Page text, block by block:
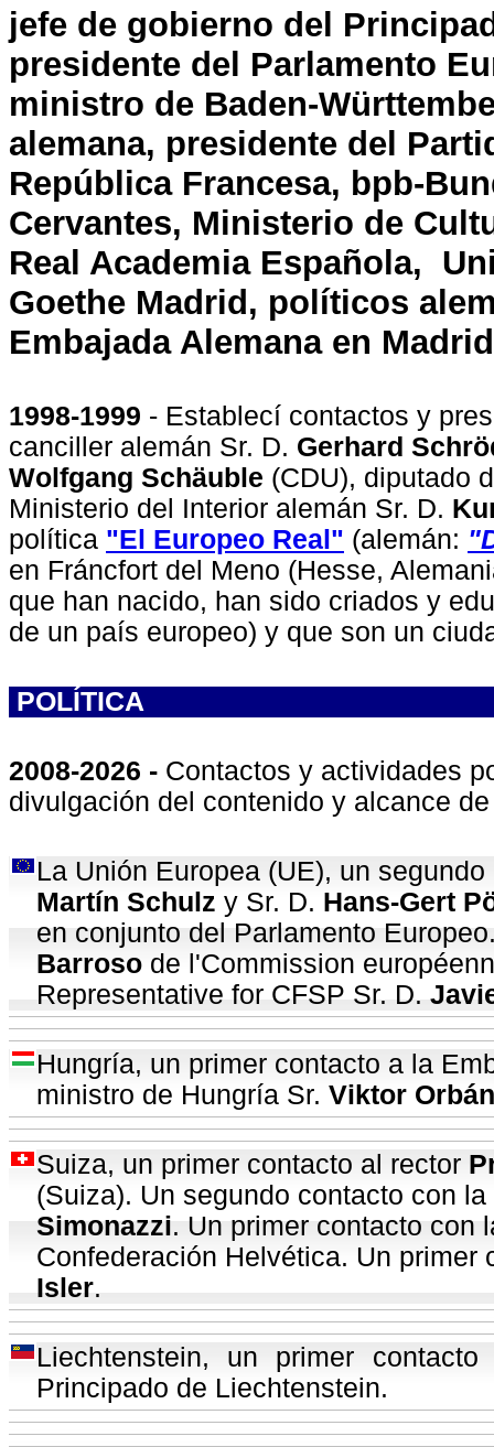
jefe de gobierno del
presidente del Parlamento
ministro de Baden-
alemana, presidente del
República Francesa, bpb-
Cervantes, Ministerio de
Real Academia Española,
Goethe Madrid, políticos
Embajada Alemana en
1998-1999 - Establecí contactos y
canciller alemán Sr. D. Gerhard
Wolfgang Schäuble (CDU), diputado
Ministerio del Interior alemán Sr. D.
política "El Europeo Real " (alemán:
en Fráncfort del Meno (Hesse,
que han nacido, han sido criados y
de un país europeo) y que son un
POLÍTICA
2008-2026 - Contactos y actividades
divulgación del contenido y alcance
La Unión Europea (UE), un
Martín Schulz y Sr. D. Hans-Gert
en conjunto del Parlamento
Barroso de l'Commission
Representative for CFSP Sr. D.
Hungría, un primer contacto a la
ministro de Hungría Sr. Viktor Orbán
Suiza, un primer contacto al rector
(Suiza). Un segundo contacto con
Simonazzi. Un primer contacto con
Confederación Helvética. Un
Isler.
Liechtenstein, un primer
Principado de Liechtenstein.